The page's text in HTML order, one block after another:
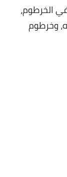
الخرطوم،
وخرطوم